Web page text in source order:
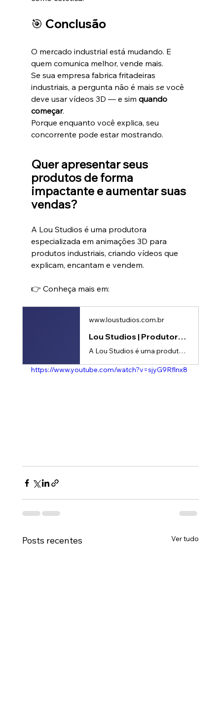
🎯 Conclusão
O mercado industrial está mudando. E
quem comunica melhor, vende mais.
Se sua empresa fabrica fritadeiras
industriais, a pergunta não é mais se você
deve usar vídeos 3D — e sim quando
começar.
Porque enquanto você explica, seu
concorrente pode estar mostrando.
Quer apresentar seus
produtos de forma
impactante e aumentar suas
vendas?
A Lou Studios é uma produtora
especializada em animações 3D para
produtos industriais, criando vídeos que
explicam, encantam e vendem.
👉 Conheça mais em:
www.loustudios.com.br
Lou Studios | Produtora de vídeos
A Lou Studios é uma produtora de vídeos, especializada em motion design, animação 2D e 3D. Temos o vídeo certo para suas redes sociais!
https://www.youtube.com/watch?v=sjyG9Rflnx8
Posts recentes Ver tudo